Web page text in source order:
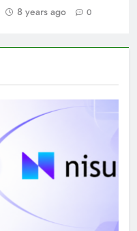
8 years ago 0